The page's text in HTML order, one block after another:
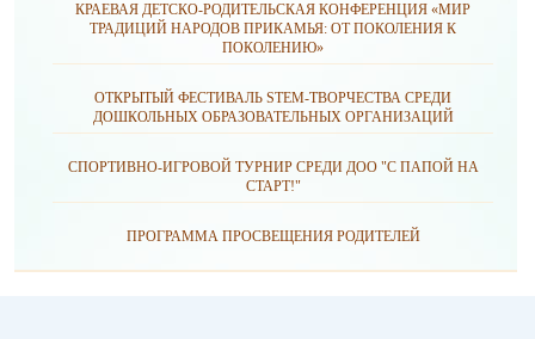
КРАЕВАЯ ДЕТСКО-РОДИТЕЛЬСКАЯ КОНФЕРЕНЦИЯ «МИР
ТРАДИЦИЙ НАРОДОВ ПРИКАМЬЯ: ОТ ПОКОЛЕНИЯ К
ПОКОЛЕНИЮ»
ОТКРЫТЫЙ ФЕСТИВАЛЬ STEM-ТВОРЧЕСТВА СРЕДИ
ДОШКОЛЬНЫХ ОБРАЗОВАТЕЛЬНЫХ ОРГАНИЗАЦИЙ
СПОРТИВНО-ИГРОВОЙ ТУРНИР СРЕДИ ДОО "С ПАПОЙ НА
СТАРТ!"
ПРОГРАММА ПРОСВЕЩЕНИЯ РОДИТЕЛЕЙ